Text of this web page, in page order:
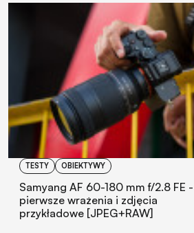
TESTY OBIEKTYWY
Samyang AF 60-180 mm f/2.8 FE -
pierwsze wrażenia i zdjęcia
przykładowe [JPEG+RAW]